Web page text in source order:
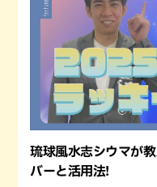
琉球風水志シウマが
バーと活用法!